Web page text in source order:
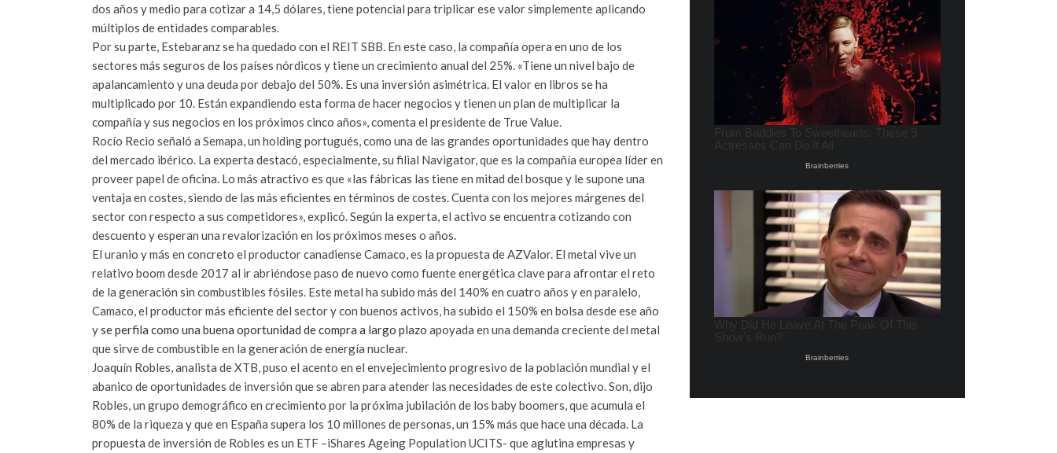
dos años y medio para cotizar a 14,5 dólares, tiene potencial para triplicar ese valor simplemente aplicando
múltiplos de entidades comparables.
Por su parte, Estebaranz se ha quedado con el REIT SBB. En este caso, la compañía opera en uno de los
sectores más seguros de los países nórdicos y tiene un crecimiento anual del 25%. «Tiene un nivel bajo de
apalancamiento y una deuda por debajo del 50%. Es una inversión asimétrica. El valor en libros se ha
multiplicado por 10. Están expandiendo esta forma de hacer negocios y tienen un plan de multiplicar la
compañía y sus negocios en los próximos cinco años», comenta el presidente de True Value.
Rocío Recio señaló a Semapa, un holding portugués, como una de las grandes oportunidades que hay dentro
del mercado ibérico. La experta destacó, especialmente, su filial Navigator, que es la compañía europea líder en
proveer papel de oficina. Lo más atractivo es que «las fábricas las tiene en mitad del bosque y le supone una
ventaja en costes, siendo de las más eficientes en términos de costes. Cuenta con los mejores márgenes del
sector con respecto a sus competidores», explicó. Según la experta, el activo se encuentra cotizando con
descuento y esperan una revalorización en los próximos meses o años.
El uranio y más en concreto el productor canadiense Camaco, es la propuesta de AZValor. El metal vive un
relativo boom desde 2017 al ir abriéndose paso de nuevo como fuente energética clave para afrontar el reto
de la generación sin combustibles fósiles. Este metal ha subido más del 140% en cuatro años y en paralelo,
Camaco, el productor más eficiente del sector y con buenos activos, ha subido el 150% en bolsa desde ese año
yse perfila como una buena oportunidad de compra a largo plazo apoyada en una demanda creciente del metal
que sirve de combustible en la generación de energía nuclear.
Joaquín Robles, analista de XTB, puso el acento en el envejecimiento progresivo de la población mundial y el
abanico de oportunidades de inversión que se abren para atender las necesidades de este colectivo. Son, dijo
Robles, un grupo demográfico en crecimiento por la próxima jubilación de los baby boomers, que acumula el
80% de la riqueza y que en España supera los 10 millones de personas, un 15% más que hace una década. La
propuesta de inversión de Robles es un ETF –iShares Ageing Population UCITS- que aglutina empresas y